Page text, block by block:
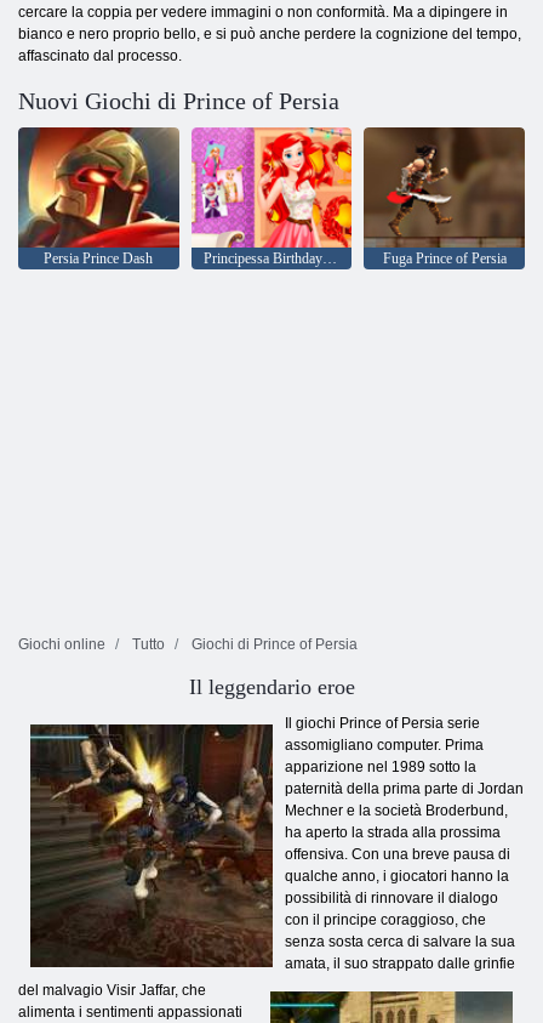
cercare la coppia per vedere immagini o non conformità. Ma a dipingere in
bianco e nero proprio bello, e si può anche perdere la cognizione del tempo,
affascinato dal processo.
Nuovi Giochi di Prince of Persia
Persia Prince Dash Principessa Birthday Surprise Fuga Prince of Persia
Giochi online Tutto Giochi di Prince of Persia
Il leggendario eroe
Il giochi Prince of Persia serie
assomigliano computer. Prima
apparizione nel 1989 sotto la
paternità della prima parte di Jordan
Mechner e la società Broderbund,
ha aperto la strada alla prossima
offensiva. Con una breve pausa di
qualche anno, i giocatori hanno la
possibilità di rinnovare il dialogo
con il principe coraggioso, che
senza sosta cerca di salvare la sua
amata, il suo strappato dalle grinfie
del malvagio Visir Jaffar, che
alimenta i sentimenti appassionati